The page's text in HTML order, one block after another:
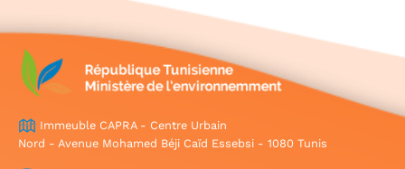
Immeuble CAPRA - Centre Urbain
Nord - Avenue Mohamed Béji Caïd Essebsi - 1080 Tunis